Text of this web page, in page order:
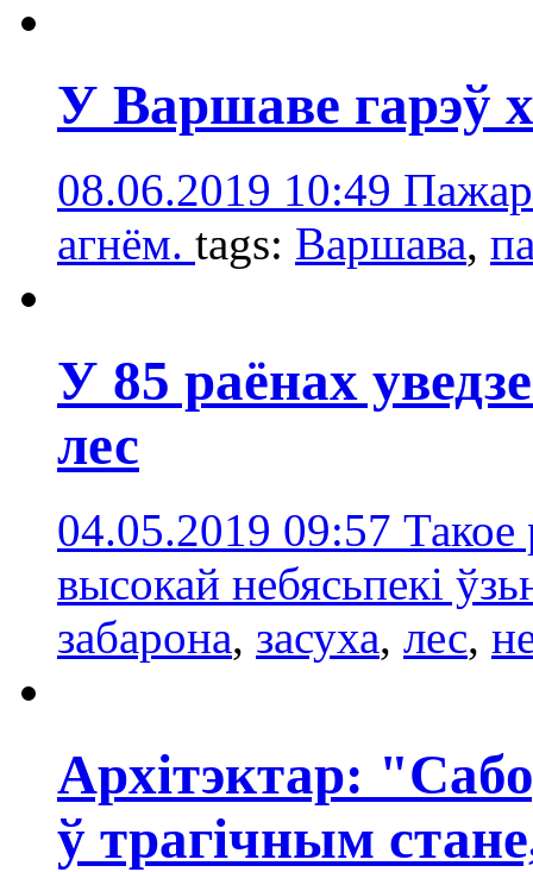
У Варшаве гарэў
08.06.2019 10:49
агнём. tags: Варшава,
У 85 раёнах
лес
04.05.2019 09:57 Такое
высокай небясьпекі
забарона, засуха, лес,
Архітэктар:
ў трагічным